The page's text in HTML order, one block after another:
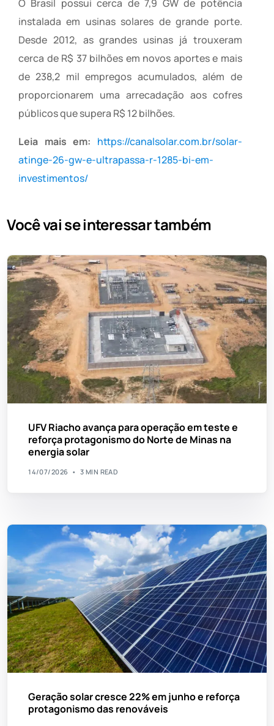
O Brasil possui cerca de 7,9 GW de potência
instalada em usinas solares de grande porte.
Desde 2012, as grandes usinas já trouxeram
cerca de R$ 37 bilhões em novos aportes e mais
de 238,2 mil empregos acumulados, além de
proporcionarem uma arrecadação aos cofres
públicos que supera R$ 12 bilhões.
Leia mais em: https://canalsolar.com.br/solar-
atinge-26-gw-e-ultrapassa-r-1285-bi-em-
investimentos/
Você vai se interessar também
UFV Riacho avança para operação em teste e
reforça protagonismo do Norte de Minas na
energia solar
14/07/2026 3 MIN READ
Geração solar cresce 22% em junho e reforça
protagonismo das renováveis